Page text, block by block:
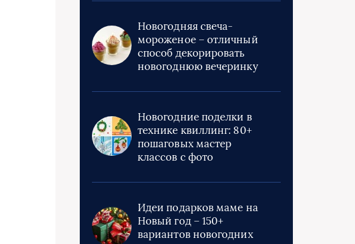
Новогодняя свеча-
мороженое – отличный
способ декорировать
новогоднюю вечеринку
Новогодние поделки в
технике квиллинг: 80+
пошаговых мастер
классов с фото
Идеи подарков маме на
Новый год – 150+
вариантов новогодних